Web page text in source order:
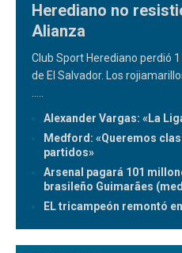
Herediano no
Alianza
Club Sport Herediano perdió
de El Salvador. Los
Alexander Vargas: «La
Medford: «Queremos
partidos»
Arsenal pagará 101
brasileño Guimarães
EL tricampeón remontó